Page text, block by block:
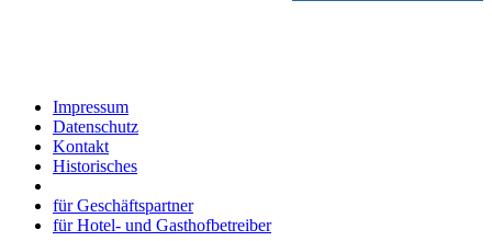
Impressum
Datenschutz
Kontakt
Historisches
für Geschäftspartner
für Hotel- und Gasthofbetreiber